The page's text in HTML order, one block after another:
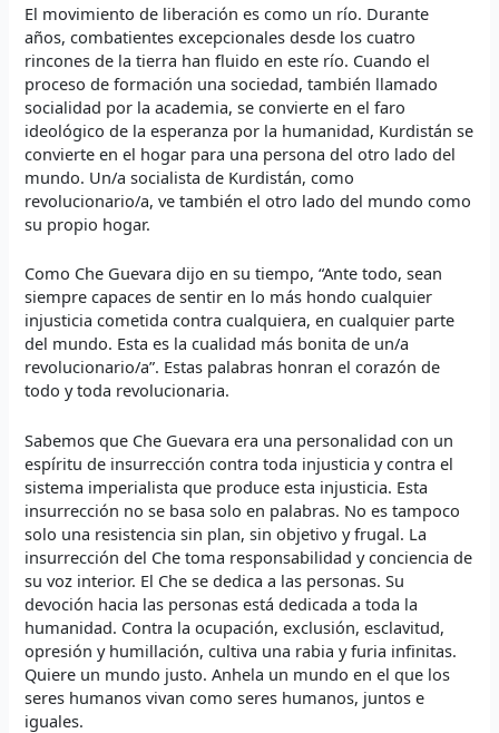
El movimiento de liberación es como un río. Durante
años, combatientes excepcionales desde los cuatro
rincones de la tierra han fluido en este río. Cuando el
proceso de formación una sociedad, también llamado
socialidad por la academia, se convierte en el faro
ideológico de la esperanza por la humanidad, Kurdistán se
convierte en el hogar para una persona del otro lado del
mundo. Un/a socialista de Kurdistán, como
revolucionario/a, ve también el otro lado del mundo como
su propio hogar.
Como Che Guevara dijo en su tiempo, “Ante todo, sean
siempre capaces de sentir en lo más hondo cualquier
injusticia cometida contra cualquiera, en cualquier parte
del mundo. Esta es la cualidad más bonita de un/a
revolucionario/a”. Estas palabras honran el corazón de
todo y toda revolucionaria.
Sabemos que Che Guevara era una personalidad con un
espíritu de insurrección contra toda injusticia y contra el
sistema imperialista que produce esta injusticia. Esta
insurrección no se basa solo en palabras. No es tampoco
solo una resistencia sin plan, sin objetivo y frugal. La
insurrección del Che toma responsabilidad y conciencia de
su voz interior. El Che se dedica a las personas. Su
devoción hacia las personas está dedicada a toda la
humanidad. Contra la ocupación, exclusión, esclavitud,
opresión y humillación, cultiva una rabia y furia infinitas.
Quiere un mundo justo. Anhela un mundo en el que los
seres humanos vivan como seres humanos, juntos e
iguales.